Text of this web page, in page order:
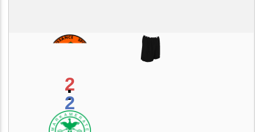
2
:
2